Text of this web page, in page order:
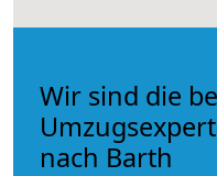
Wir sind die
nach Barth